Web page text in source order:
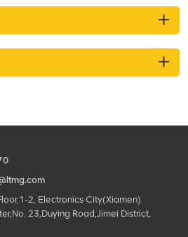
2, Electronics City(Xiamen)
23,Duying Road,Jimei District,